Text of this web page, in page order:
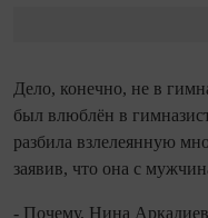
Дело, конечно, не в
был влюблён в
разбила взлелеянную
заявив, что она с
- Почему, Нина